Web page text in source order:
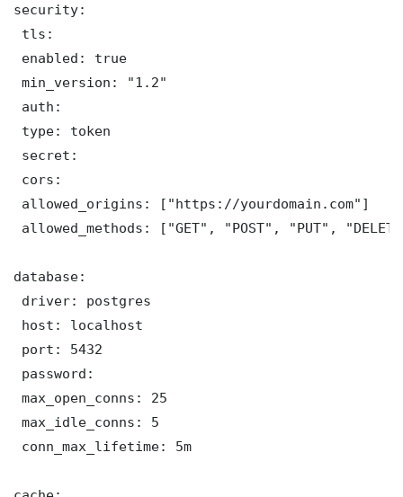
security:
tls:
enabled: true
min_version: "1.2"
auth:
type: token
secret:
cors:
allowed_origins: ["https://yourdomain.com"]
allowed_methods: ["GET", "POST", "PUT",
database:
driver: postgres
host: localhost
port: 5432
password:
max_open_conns: 25
max_idle_conns: 5
conn_max_lifetime: 5m